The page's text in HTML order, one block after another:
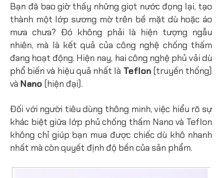
Bạn đã bao giờ thấy những giọt nước đọng lại, tạo
thành một lớp sương mờ trên bề mặt dù hoặc áo
mưa chưa? Đó không phải là hiện tượng ngẫu
nhiên, mà là kết quả của công nghệ chống thấm
đang hoạt động. Hiện nay, hai công nghệ phủ vải dù
phổ biến và hiệu quả nhất là Teflon(truyền thống)
và Nano (hiện đại).
Đối với người tiêu dùng thông minh, việc hiểu rõ sự
khác biệt giữa lớp phủ chống thấm Nano và Teflon
không chỉ giúp bạn mua được chiếc dù khô nhanh
nhất mà còn quyết định độ bền của sản phẩm.